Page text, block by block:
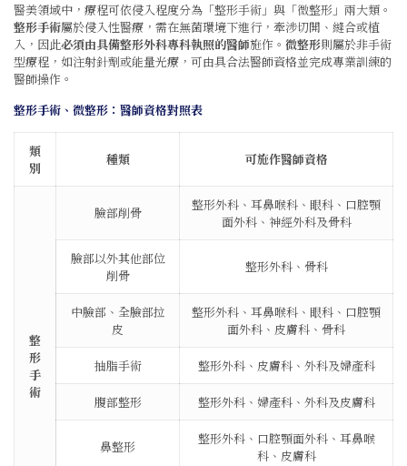
醫美領域中，療程可依侵入程度分為「整形手術」與「微整形」兩大類。
整形手術屬於侵入性醫療，需在無菌環境下進行，牽涉切開、縫合或植
入，因此必須由具備整形外科專科執照的醫師施作。 微整形則屬於非手術
型療程，如注射針劑或能量光療，可由具合法醫師資格並完成專業訓練的
醫師操作。
整形手術、微整形：醫師資格對照表
類
別
種類 可施作醫師資格
整
形
手
術
臉部削骨
整形外科、耳鼻喉科、眼科、口腔顎
面外科、神經外科及骨科
臉部以外其他部位
削骨
整形外科、骨科
中臉部、全臉部拉
皮
整形外科、耳鼻喉科、眼科、口腔顎
面外科、皮膚科、骨科
抽脂手術 整形外科、皮膚科、外科及婦產科
腹部整形 整形外科、婦產科、外科及皮膚科
鼻整形
整形外科、口腔顎面外科、耳鼻喉
科、皮膚科